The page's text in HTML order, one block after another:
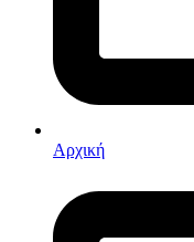
Αρχική